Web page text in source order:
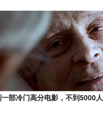
一部冷门高分电影，不到5000